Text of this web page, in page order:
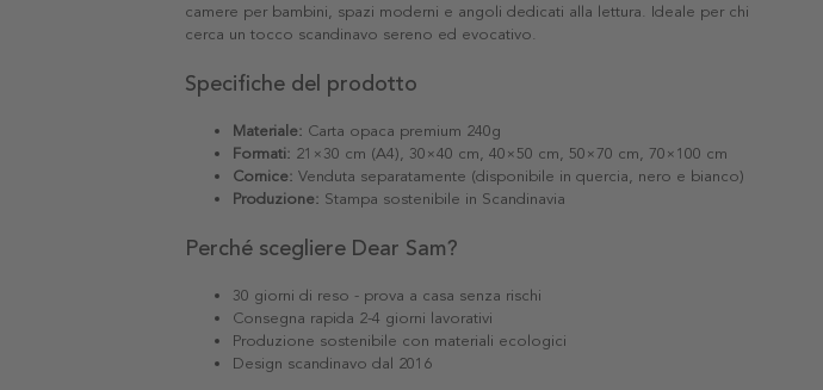
camere per bambini, spazi moderni e angoli dedicati alla lettura. Ideale per chi
cerca un tocco scandinavo sereno ed evocativo.
Specifiche del prodotto
Materiale: Carta opaca premium 240g
Formati: 21×30 cm (A4), 30×40 cm, 40×50 cm, 50×70 cm, 70×100 cm
Cornice: Venduta separatamente (disponibile in quercia, nero e bianco)
Produzione: Stampa sostenibile in Scandinavia
Perché scegliere Dear Sam?
30 giorni di reso - prova a casa senza rischi
Consegna rapida 2-4 giorni lavorativi
Produzione sostenibile con materiali ecologici
Design scandinavo dal 2016